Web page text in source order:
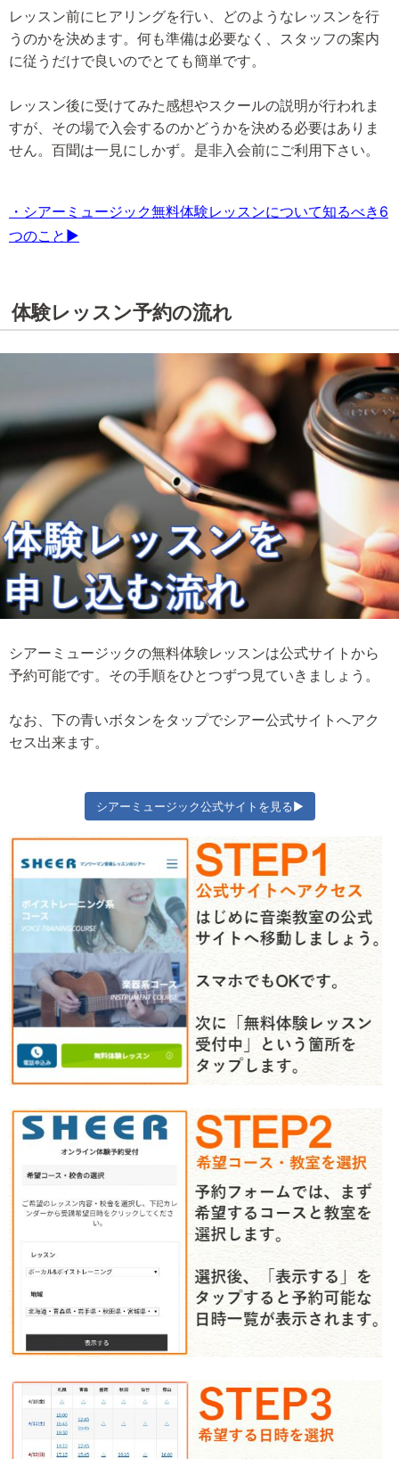
レッスン前にヒアリングを行い、どのようなレッスンを行
うのかを決めます。何も準備は必要なく、スタッフの案内
に従うだけで良いのでとても簡単です。
レッスン後に受けてみた感想やスクールの説明が行われま
すが、その場で入会するのかどうかを決める必要はありま
せん。百聞は一見にしかず。是非入会前にご利用下さい。
・シアーミュージック無料体験レッスンについて知るべき6
つのこと▶
体験レッスン予約の流れ
シアーミュージックの無料体験レッスンは公式サイトから
予約可能です。その手順をひとつずつ見ていきましょう。
なお、下の青いボタンをタップでシアー公式サイトへアク
セス出来ます。
シアーミュージック公式サイトを見る▶